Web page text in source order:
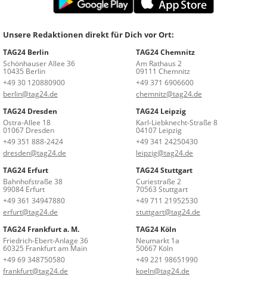
Unsere Redaktionen direkt für Dich vor Ort:
TAG24 Berlin
Schönhauser Allee 36
10435 Berlin
+49 30 120880900
berlin@tag24.de
TAG24 Chemnitz
Am Rathaus 2
09111 Chemnitz
+49 371 6906600
chemnitz@tag24.de
TAG24 Dresden
Ostra-Allee 18
01067 Dresden
+49 351 888-2424
dresden@tag24.de
TAG24 Leipzig
Karl-Liebknecht-Straße 8
04107 Leipzig
+49 341 24250430
leipzig@tag24.de
TAG24 Erfurt
Bahnhofstraße 38
99084 Erfurt
+49 361 34947880
erfurt@tag24.de
TAG24 Stuttgart
Curiestraße 2
70563 Stuttgart
+49 711 21952530
stuttgart@tag24.de
TAG24 Frankfurt a. M.
Friedrich-Ebert-Anlage 36
60325 Frankfurt am Main
+49 69 348750580
frankfurt@tag24.de
TAG24 Köln
Neumarkt 1a
50667 Köln
+49 221 98651990
koeln@tag24.de